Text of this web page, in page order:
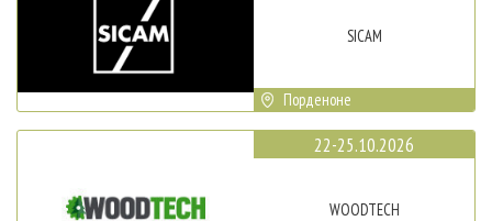
SICAM
Порденоне
22-25.10.2026
WOODTECH